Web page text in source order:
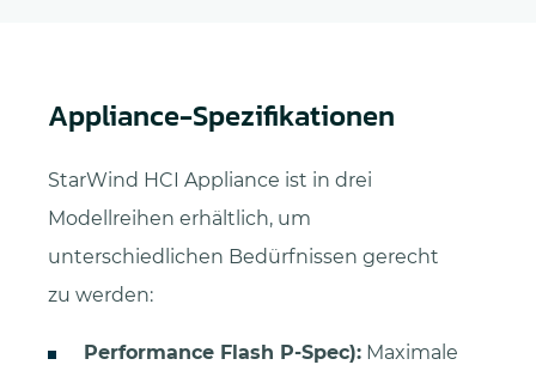
Appliance-Spezifikationen
StarWind HCI Appliance ist in drei
Modellreihen erhältlich, um
unterschiedlichen Bedürfnissen gerecht
zu werden:
Performance Flash P-Spec): Maximale